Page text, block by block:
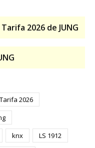
2026 de JUNG
2026
knx
LS 1912